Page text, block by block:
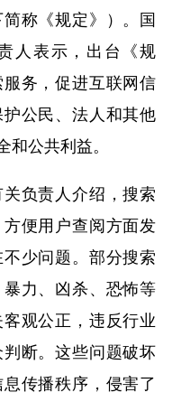
称《规定》）。国
人表示，出台《规
务，促进互联网信
公民、法人和其他
公共利益。
负责人介绍，搜索
便用户查阅方面发
少问题。部分搜索
力、凶杀、恐怖等
观公正，违反行业
断。这些问题破坏
传播秩序，侵害了